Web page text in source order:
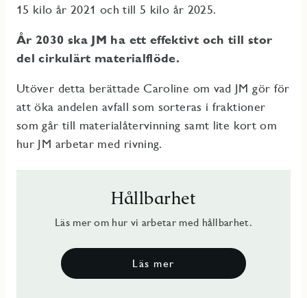
15 kilo år 2021 och till 5 kilo år 2025.
År 2030 ska JM ha ett effektivt och till stor
del cirkulärt materialflöde.
Utöver detta berättade Caroline om vad JM gör för
att öka andelen avfall som sorteras i fraktioner
som går till materialåtervinning samt lite kort om
hur JM arbetar med rivning.
Hållbarhet
Läs mer om hur vi arbetar med hållbarhet.
Läs mer